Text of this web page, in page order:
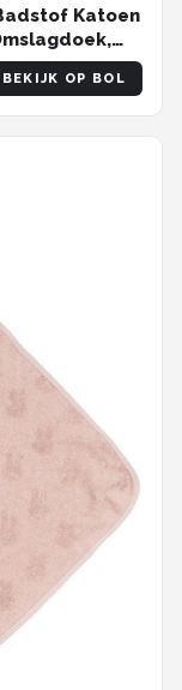
Katoen
BEKIJK OP BOL